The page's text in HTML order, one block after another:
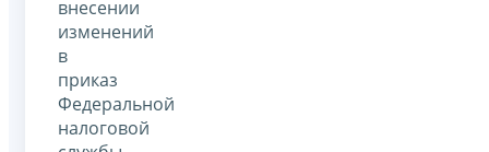
внесении
изменений
в
приказ
Федеральной
налоговой